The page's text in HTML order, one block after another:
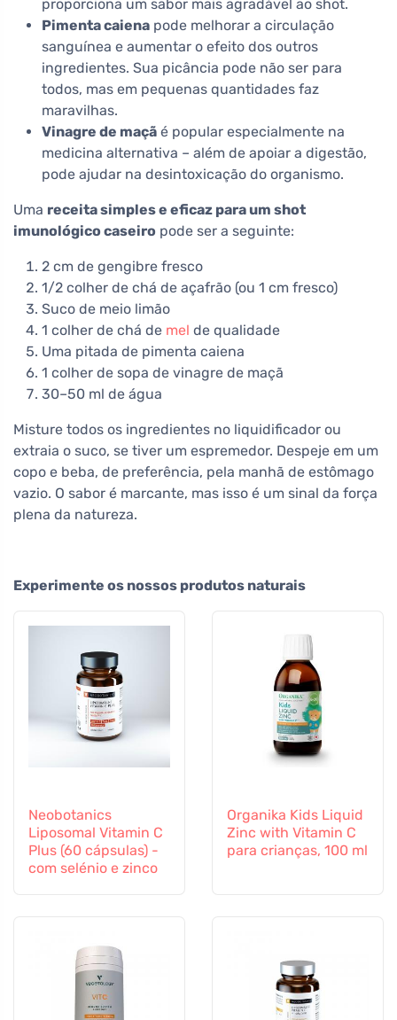
proporciona um sabor mais agradável ao shot.
Pimenta caiena pode melhorar a circulação
sanguínea e aumentar o efeito dos outros
ingredientes. Sua picância pode não ser para
todos, mas em pequenas quantidades faz
maravilhas.
Vinagre de maçã é popular especialmente na
medicina alternativa – além de apoiar a digestão,
pode ajudar na desintoxicação do organismo.
Uma receita simples e eficaz para um shot
imunológico caseiro pode ser a seguinte:
2 cm de gengibre fresco
1/2 colher de chá de açafrão (ou 1 cm fresco)
Suco de meio limão
1 colher de chá de mel de qualidade
Uma pitada de pimenta caiena
1 colher de sopa de vinagre de maçã
30–50 ml de água
Misture todos os ingredientes no liquidificador ou
extraia o suco, se tiver um espremedor. Despeje em um
copo e beba, de preferência, pela manhã de estômago
vazio. O sabor é marcante, mas isso é um sinal da força
plena da natureza.
Experimente os nossos produtos naturais
Neobotanics
Liposomal Vitamin C
Plus (60 cápsulas) -
com selénio e zinco
Organika Kids Liquid
Zinc with Vitamin C
para crianças, 100 ml